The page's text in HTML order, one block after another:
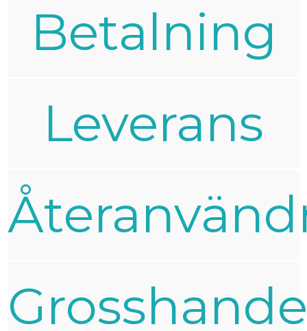
Betalning
Leverans